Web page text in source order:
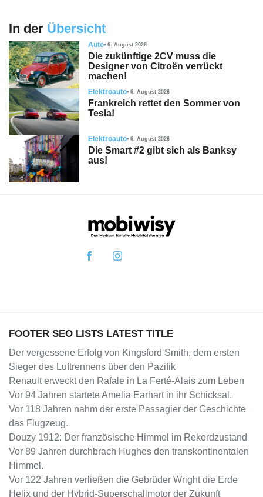
In der Übersicht
Auto 6. August 2026
Die zukünftige 2CV muss die
Designer von Citroën verrückt
machen!
Elektroauto 6. August 2026
Frankreich rettet den Sommer von
Tesla!
Elektroauto 6. August 2026
Die Smart #2 gibt sich als Banksy
aus!
FOOTER SEO LISTS LATEST TITLE
Der vergessene Erfolg von Kingsford Smith, dem ersten
Sieger des Luftrennens über den Pazifik
Renault erweckt den Rafale in La Ferté-Alais zum Leben
Vor 94 Jahren startete Amelia Earhart in ihr Schicksal.
Vor 118 Jahren nahm der erste Passagier der Geschichte
das Flugzeug.
Douzy 1912: Der französische Himmel im Rekordzustand
Vor 89 Jahren durchbrach Hughes den transkontinentalen
Himmel.
Vor 122 Jahren verließen die Gebrüder Wright die Erde
Helix und der Hybrid-Superschallmotor der Zukunft